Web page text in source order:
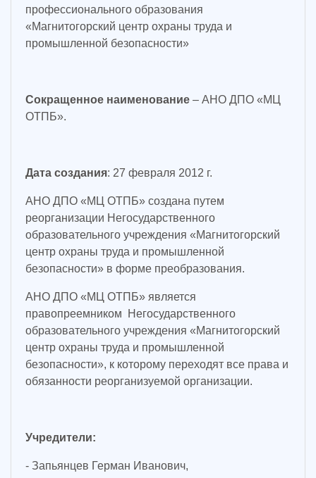
профессионального образования
«Магнитогорский центр охраны труда и
промышленной безопасности»
Сокращенное наименование – АНО ДПО «МЦ
ОТПБ».
Дата создания: 27 февраля 2012 г.
АНО ДПО «МЦ ОТПБ» создана путем
реорганизации Негосударственного
образовательного учреждения «Магнитогорский
центр охраны труда и промышленной
безопасности» в форме преобразования.
АНО ДПО «МЦ ОТПБ» является
правопреемником Негосударственного
образовательного учреждения «Магнитогорский
центр охраны труда и промышленной
безопасности», к которому переходят все права и
обязанности реорганизуемой организации.
Учредители:
- Запьянцев Герман Иванович,